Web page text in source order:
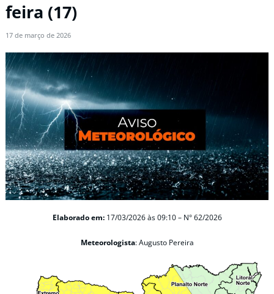
feira (17)
17 de março de 2026
Elaborado em:17/03/2026 às 09:10 – N° 62/2026
Meteorologista: Augusto Pereira